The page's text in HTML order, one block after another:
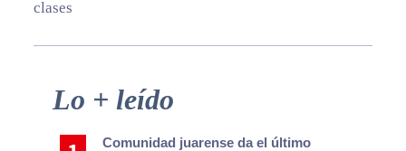
clases
Primary
Sidebar
Lo + leído
Comunidad juarense da el último